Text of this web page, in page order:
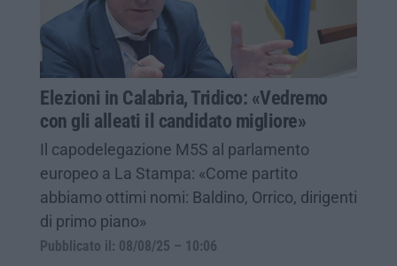
Elezioni in Calabria, Tridico: «Vedremo
con gli alleati il candidato migliore»
Il capodelegazione M5S al parlamento
europeo a La Stampa: «Come partito
abbiamo ottimi nomi: Baldino, Orrico, dirigenti
di primo piano»
Pubblicato il: 08/08/25 – 10:06